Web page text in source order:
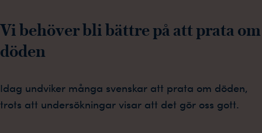
Vi behöver bli bättre på att prata om
döden
Idag undviker många svenskar att prata om döden,
trots att undersökningar visar att det gör oss gott.